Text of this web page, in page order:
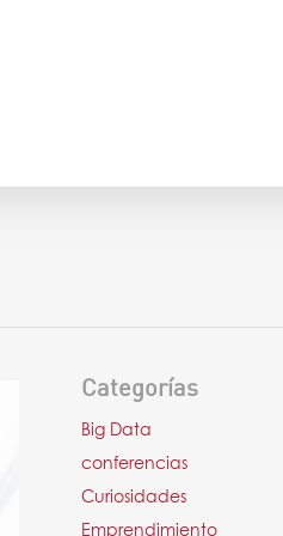
Categorías
Big Data
conferencias
Curiosidades
Emprendimiento